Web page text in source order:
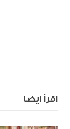
اقرأ ايضا